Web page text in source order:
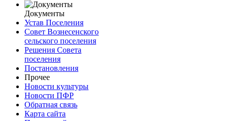
Документы
Устав Поселения
Совет Вознесенского
сельского поселения
Решения Совета
поселения
Постановления
Прочее
Новости культуры
Новости ПФР
Обратная связь
Карта сайта